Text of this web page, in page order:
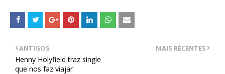
MAIS RECENTES
ANTIGOS
Henny Holyfield traz single
que nos faz viajar